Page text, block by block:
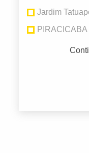
Jardim
PIRACICABA